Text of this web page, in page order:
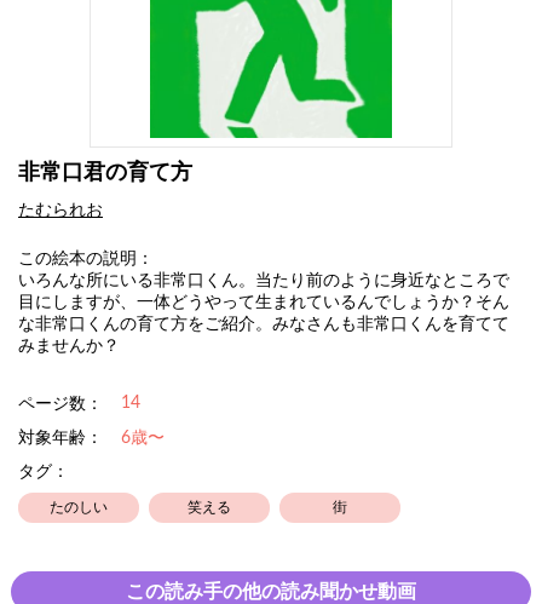
非常口君の育て方
たむられお
この絵本の説明：
いろんな所にいる非常口くん。当たり前のように身近なところで
目にしますが、一体どうやって生まれているんでしょうか？そん
な非常口くんの育て方をご紹介。みなさんも非常口くんを育てて
みませんか？
ページ数： 14
対象年齢：
6歳〜
タグ：
たのしい 笑える 街
この読み手の他の読み聞かせ動画